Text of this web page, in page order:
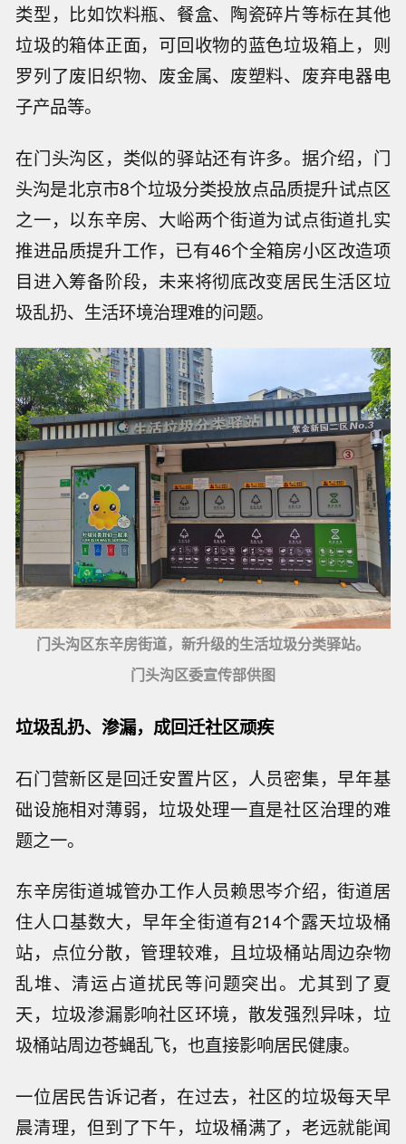
类型，比如饮料瓶、餐盒、陶瓷碎片等标在其他
垃圾的箱体正面，可回收物的蓝色垃圾箱上，则
罗列了废旧织物、废金属、废塑料、废弃电器电
子产品等。
在门头沟区，类似的驿站还有许多。据介绍，门
头沟是北京市8个垃圾分类投放点品质提升试点区
之一，以东辛房、大峪两个街道为试点街道扎实
推进品质提升工作，已有46个全箱房小区改造项
目进入筹备阶段，未来将彻底改变居民生活区垃
圾乱扔、生活环境治理难的问题。
门头沟区东辛房街道，新升级的生活垃圾分类驿站。
门头沟区委宣传部供图
垃圾乱扔、渗漏，成回迁社区顽疾
石门营新区是回迁安置片区，人员密集，早年基
础设施相对薄弱，垃圾处理一直是社区治理的难
题之一。
东辛房街道城管办工作人员赖思岑介绍，街道居
住人口基数大，早年全街道有214个露天垃圾桶
站，点位分散，管理较难，且垃圾桶站周边杂物
乱堆、清运占道扰民等问题突出。尤其到了夏
天，垃圾渗漏影响社区环境，散发强烈异味，垃
圾桶站周边苍蝇乱飞，也直接影响居民健康。
一位居民告诉记者，在过去，社区的垃圾每天早
晨清理，但到了下午，垃圾桶满了，老远就能闻